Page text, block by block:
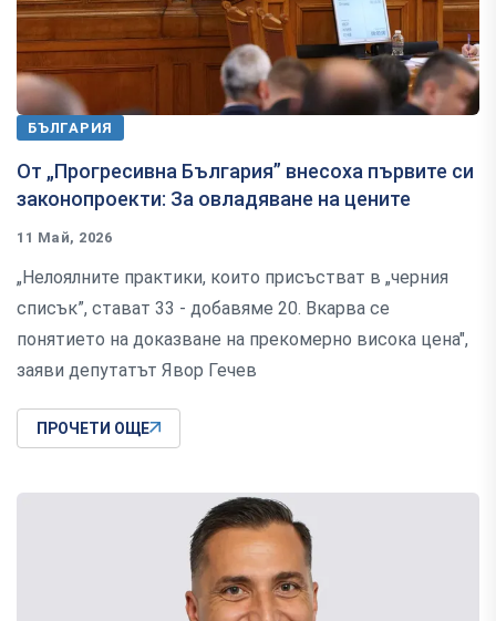
БЪЛГАРИЯ
От „Прогресивна България” внесоха първите си
законопроекти: За овладяване на цените
11 Май, 2026
„Нелоялните практики, които присъстват в „черния
списък”, стават 33 - добавяме 20. Вкарва се
понятието на доказване на прекомерно висока цена",
заяви депутатът Явор Гечев
ПРОЧЕТИ ОЩЕ